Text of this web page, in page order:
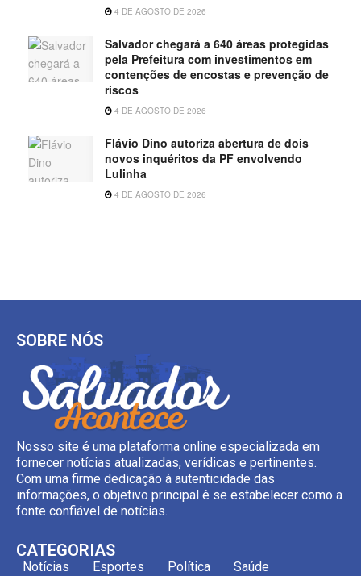
4 DE AGOSTO DE 2026
Salvador chegará a 640 áreas protegidas
pela Prefeitura com investimentos em
contenções de encostas e prevenção de
riscos
4 DE AGOSTO DE 2026
Flávio Dino autoriza abertura de dois
novos inquéritos da PF envolvendo
Lulinha
4 DE AGOSTO DE 2026
SOBRE NÓS
Nosso site é uma plataforma online especializada em
fornecer notícias atualizadas, verídicas e pertinentes.
Com uma firme dedicação à autenticidade das
informações, o objetivo principal é se estabelecer como a
fonte confiável de notícias.
CATEGORIAS
Notícias Esportes Política Saúde